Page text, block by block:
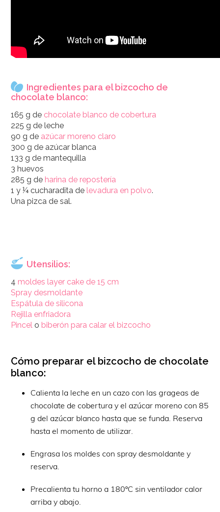
Ingredientes para el bizcocho de
chocolate blanco:
165 g de chocolate blanco de cobertura
225 g de leche
90 g de azúcar moreno claro
300 g de azúcar blanca
133 g de mantequilla
3 huevos
285 g de harina de repostería
1 y ¼ cucharadita de levadura en polvo.
Una pizca de sal.
Utensilios:
4 moldes layer cake de 15 cm
Spray desmoldante
Espátula de silicona
Rejilla enfriadora
Pincelo biberón para calar el bizcocho
Cómo preparar el bizcocho de chocolate
blanco:
Calienta la leche en un cazo con las grageas de
chocolate de cobertura y el azúcar moreno con 85
g del azúcar blanco hasta que se funda. Reserva
hasta el momento de utilizar.
Engrasa los moldes con spray desmoldante y
reserva.
Precalienta tu horno a 180ºC sin ventilador calor
arriba y abajo.